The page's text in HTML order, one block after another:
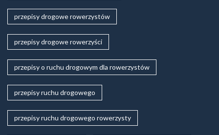
przepisy drogowe rowerzystów
przepisy drogowe rowerzyści
przepisy o ruchu drogowym dla rowerzystów
przepisy ruchu drogowego
przepisy ruchu drogowego rowerzysty